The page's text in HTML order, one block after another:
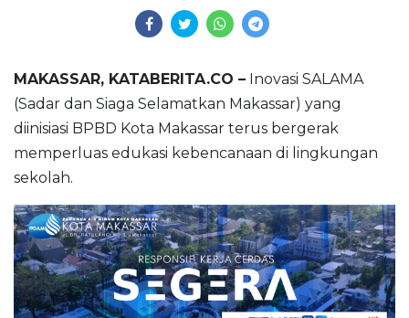
MAKASSAR, KATABERITA.CO – Inovasi SALAMA
(Sadar dan Siaga Selamatkan Makassar) yang
diinisiasi BPBD Kota Makassar terus bergerak
memperluas edukasi kebencanaan di lingkungan
sekolah.